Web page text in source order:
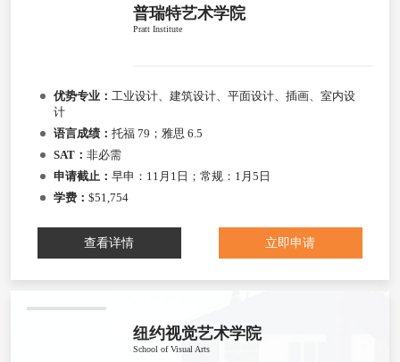
普瑞特艺术学院
Pratt Institute
优势专业： 工业设计、建筑设计、平面设计、插画、室内设
计
语言成绩： 托福 79；雅思 6.5
SAT： 非必需
申请截止： 早申：11月1日；常规：1月5日
学费： $51,754
查看详情 立即申请
纽约视觉艺术学院
School of Visual Arts